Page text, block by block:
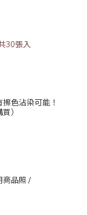
30張入
色沾染可能！
）
商品照 /